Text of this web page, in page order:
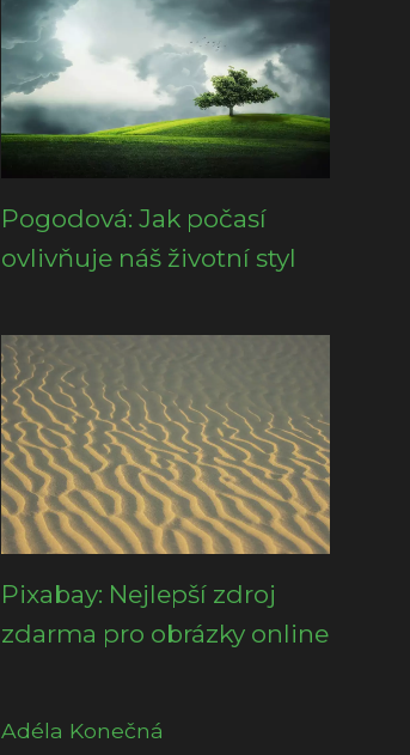
Pogodová: Jak počasí
ovlivňuje náš životní styl
Pixabay: Nejlepší zdroj
zdarma pro obrázky online
Adéla Konečná